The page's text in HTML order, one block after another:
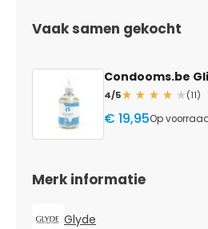
Vaak samen gekocht
4/5 (11)
€ 19,95Op
Merk informatie
Glyde